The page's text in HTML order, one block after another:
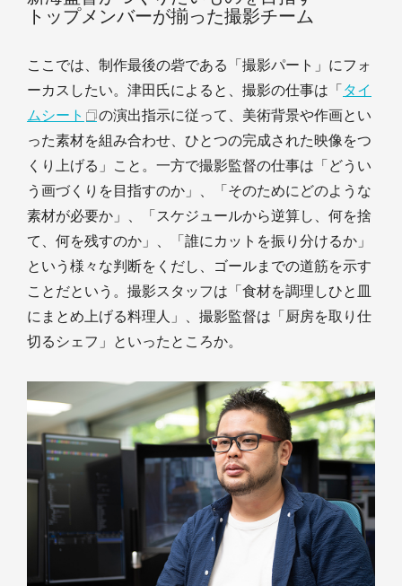
トップメンバーが揃った撮影チーム
ここでは、制作最後の砦である「撮影パート」にフォ
ーカスしたい。津田氏によると、撮影の仕事は「 タイ
ムシート
の演出指示に従って、美術背景や作画とい
った素材を組み合わせ、ひとつの完成された映像をつ
くり上げる」こと。一方で撮影監督の仕事は「どうい
う画づくりを目指すのか」、「そのためにどのような
素材が必要か」、「スケジュールから逆算し、何を捨
て、何を残すのか」、「誰にカットを振り分けるか」
という様々な判断をくだし、ゴールまでの道筋を示す
ことだという。撮影スタッフは「食材を調理しひと皿
にまとめ上げる料理人」、撮影監督は「厨房を取り仕
切るシェフ」といったところか。